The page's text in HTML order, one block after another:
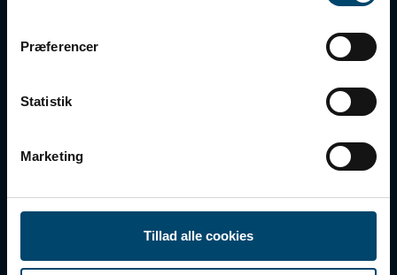
Præferencer
Statistik
Marketing
Tillad alle cookies
KONTAKT
COOKIES OG PERSONDATA
Følg os